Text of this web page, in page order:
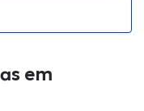
em